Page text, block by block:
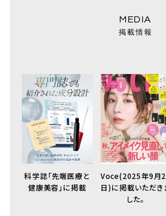
掲載情報
科学誌「先端医療と
健康美容」に掲載
Voce(2025年9月
日)に掲載いただき
した。